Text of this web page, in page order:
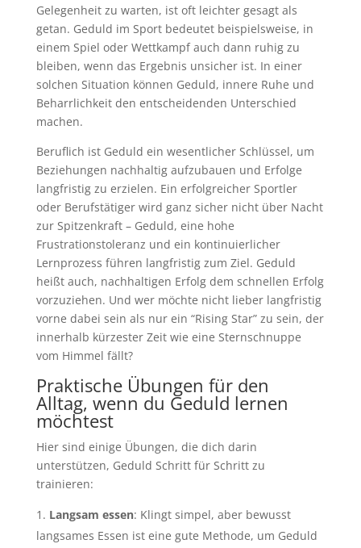
Gelegenheit zu warten, ist oft leichter gesagt als
getan. Geduld im Sport bedeutet beispielsweise, in
einem Spiel oder Wettkampf auch dann ruhig zu
bleiben, wenn das Ergebnis unsicher ist. In einer
solchen Situation können Geduld, innere Ruhe und
Beharrlichkeit den entscheidenden Unterschied
machen.
Beruflich ist Geduld ein wesentlicher Schlüssel, um
Beziehungen nachhaltig aufzubauen und Erfolge
langfristig zu erzielen. Ein erfolgreicher Sportler
oder Berufstätiger wird ganz sicher nicht über Nacht
zur Spitzenkraft – Geduld, eine hohe
Frustrationstoleranz und ein kontinuierlicher
Lernprozess führen langfristig zum Ziel. Geduld
heißt auch, nachhaltigen Erfolg dem schnellen Erfolg
vorzuziehen. Und wer möchte nicht lieber langfristig
vorne dabei sein als nur ein “Rising Star” zu sein, der
innerhalb kürzester Zeit wie eine Sternschnuppe
vom Himmel fällt?
Praktische Übungen für den
Alltag, wenn du Geduld lernen
möchtest
Hier sind einige Übungen, die dich darin
unterstützen, Geduld Schritt für Schritt zu
trainieren:
Langsam essen: Klingt simpel, aber bewusst
langsames Essen ist eine gute Methode, um Geduld